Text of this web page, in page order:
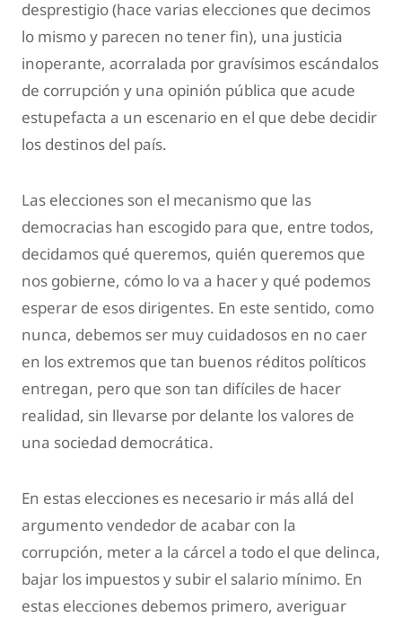
desprestigio (hace varias elecciones que decimos
lo mismo y parecen no tener fin), una justicia
inoperante, acorralada por gravísimos escándalos
de corrupción y una opinión pública que acude
estupefacta a un escenario en el que debe decidir
los destinos del país.
Las elecciones son el mecanismo que las
democracias han escogido para que, entre todos,
decidamos qué queremos, quién queremos que
nos gobierne, cómo lo va a hacer y qué podemos
esperar de esos dirigentes. En este sentido, como
nunca, debemos ser muy cuidadosos en no caer
en los extremos que tan buenos réditos políticos
entregan, pero que son tan difíciles de hacer
realidad, sin llevarse por delante los valores de
una sociedad democrática.
En estas elecciones es necesario ir más allá del
argumento vendedor de acabar con la
corrupción, meter a la cárcel a todo el que delinca,
bajar los impuestos y subir el salario mínimo. En
estas elecciones debemos primero, averiguar